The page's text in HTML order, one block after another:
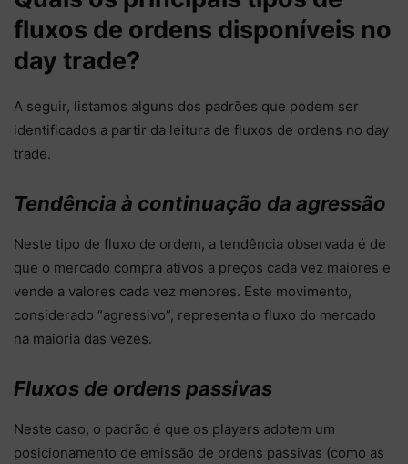
fluxos de ordens disponíveis no
day trade?
A seguir, listamos alguns dos padrões que podem ser
identificados a partir da leitura de fluxos de ordens no day
trade.
Tendência à continuação da agressão
Neste tipo de fluxo de ordem, a tendência observada é de
que o mercado compra ativos a preços cada vez maiores e
vende a valores cada vez menores. Este movimento,
considerado “agressivo”, representa o fluxo do mercado
na maioria das vezes.
Fluxos de ordens passivas
Neste caso, o padrão é que os players adotem um
posicionamento de emissão de ordens passivas (como as